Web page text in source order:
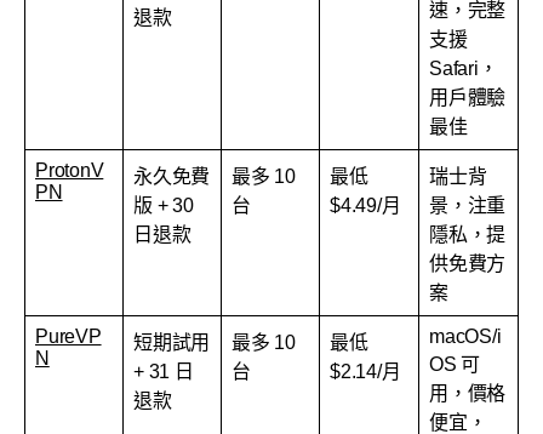
退款
速，完整
支援
Safari，
用戶體驗
最佳
ProtonV
PN
永久免費
版 + 30
日退款
最多 10
台
最低
$4.49/月
瑞士背
景，注重
隱私，提
供免費方
案
PureVP
N
短期試用
+ 31 日
退款
最多 10
台
最低
$2.14/月
macOS/i
OS 可
用，價格
便宜，